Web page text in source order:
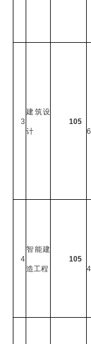
3
建筑设
计
105
4
智能建
造工程
105